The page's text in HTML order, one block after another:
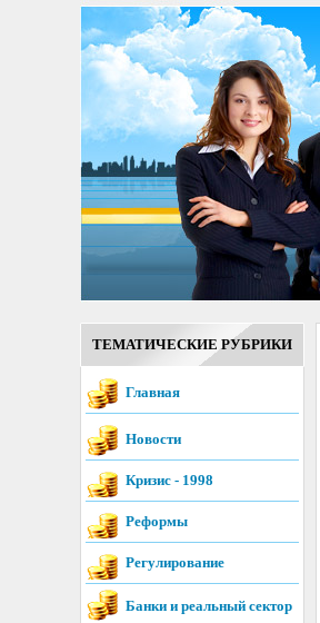
ТЕМАТИЧЕСКИЕ РУБРИКИ
Главная
Новости
Кризис - 1998
Реформы
Регулирование
Банки и реальный сектор